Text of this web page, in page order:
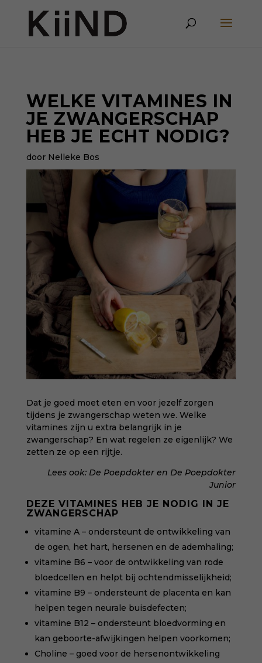
WELKE VITAMINES IN
JE ZWANGERSCHAP
HEB JE ECHT NODIG?
door Nelleke Bos
Dat je goed moet eten en voor jezelf zorgen
tijdens je zwangerschap weten we. Welke
vitamines zijn u extra belangrijk in je
zwangerschap? En wat regelen ze eigenlijk? We
zetten ze op een rijtje.
Lees ook: De Poepdokter en De Poepdokter
Junior
DEZE VITAMINES HEB JE NODIG IN JE
ZWANGERSCHAP
vitamine A – ondersteunt de ontwikkeling van
de ogen, het hart, hersenen en de ademhaling;
vitamine B6 – voor de ontwikkeling van rode
bloedcellen en helpt bij ochtendmisselijkheid;
vitamine B9 – ondersteunt de placenta en kan
helpen tegen neurale buisdefecten;
vitamine B12 – ondersteunt bloedvorming en
kan geboorte-afwijkingen helpen voorkomen;
Choline – goed voor de hersenontwikkeling